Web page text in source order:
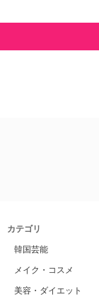
カテゴリ
韓国芸能
メイク・コスメ
美容・ダイエット